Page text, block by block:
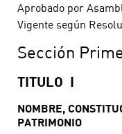
Aprobado por
Vigente según
Sección
TITULO I
NOMBRE,
PATRIMONIO